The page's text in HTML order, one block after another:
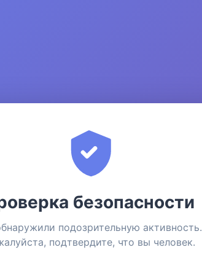
безопасности
подозрительную активность.
подтвердите, что вы человек.